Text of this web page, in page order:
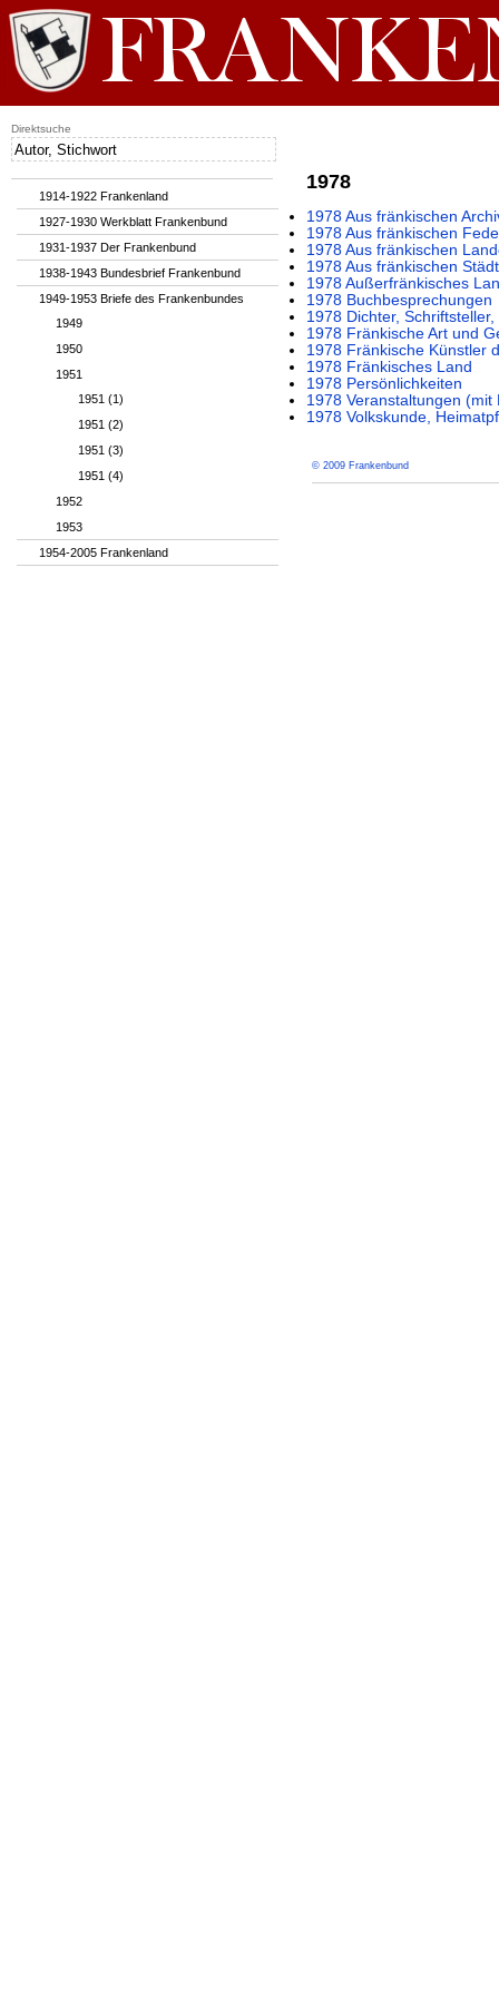
1978
1978 Aus fränkischen
1978 Aus fränkischen
1978 Aus fränkischen
1978 Aus fränkischen
1978 Außerfränkisches
1978 Buchbesprechungen
1978 Dichter,
1978 Fränkische Art und
1978 Fränkische Künstler
1978 Fränkisches Land
1978 Persönlichkeiten
1978 Veranstaltungen
1978 Volkskunde,
© 2009 Frankenbund
1914-1922 Frankenland
1927-1930 Werkblatt Frankenbund
1931-1937 Der Frankenbund
1938-1943 Bundesbrief Frankenbund
1949-1953 Briefe des Frankenbundes
1949
1950
1951
1951 (1)
1951 (2)
1951 (3)
1951 (4)
1952
1953
1954-2005 Frankenland
Direktsuche